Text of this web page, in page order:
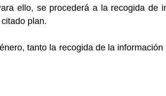
ello, se procederá a la recogida de
plan.
tanto la recogida de la